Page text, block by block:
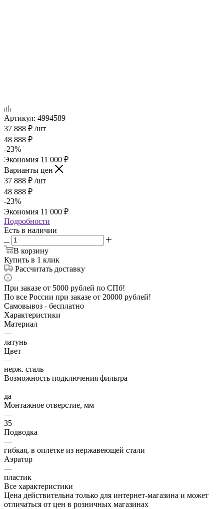
Артикул: 4994589
37 888 ₽ /шт
48 888 ₽
-23%
Экономия 11 000 ₽
Варианты цен
37 888 ₽ /шт
48 888 ₽
-23%
Экономия 11 000 ₽
Подробности
Есть в наличии
В корзину
Купить в 1 клик
Рассчитать доставку
При заказе от 5000 рублей по СПб!
По все России при заказе от 20000 рублей!
Самовывоз - бесплатно
Характеристики
Материал
—
латунь
Цвет
—
нерж. сталь
Возможность подключения фильтра
—
да
Монтажное отверстие, мм
—
35
Подводка
—
гибкая, в оплетке из нержавеющей стали
Аэратор
—
пластик
Все характеристики
Цена действительна только для интернет-магазина и может
отличаться от цен в розничных магазинах